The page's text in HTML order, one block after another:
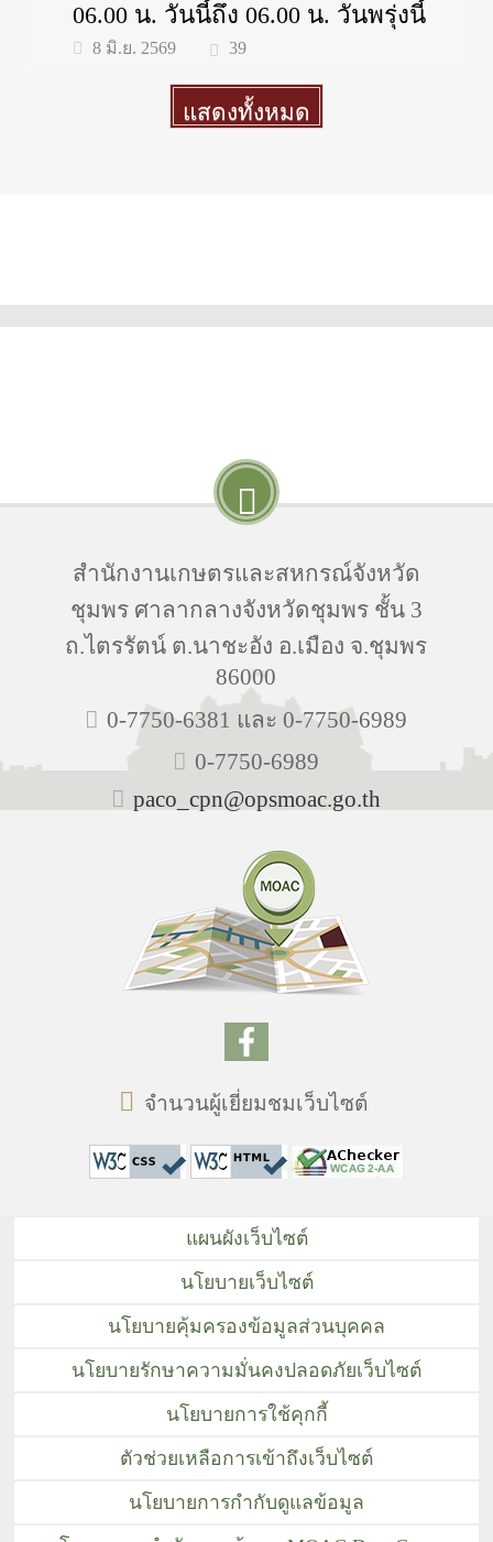
06.00 น. วันนี้ถึง 06.00 น. วันพรุ่งนี้
8 มิ.ย. 2569 39
แสดงทั้งหมด
สำนักงานเกษตรและสหกรณ์จังหวัด
ชุมพร ศาลากลางจังหวัดชุมพร ชั้น 3
ถ.ไตรรัตน์ ต.นาชะอัง อ.เมือง จ.ชุมพร
86000
0-7750-6381 และ 0-7750-6989
0-7750-6989
paco_cpn@opsmoac.go.th
จำนวนผู้เยี่ยมชมเว็บไซต์
แผนผังเว็บไซต์
นโยบายเว็บไซต์
นโยบายคุ้มครองข้อมูลส่วนบุคคล
นโยบายรักษาความมั่นคงปลอดภัยเว็บไซต์
นโยบายการใช้คุกกี้
ตัวช่วยเหลือการเข้าถึงเว็บไซต์
นโยบายการกำกับดูแลข้อมูล